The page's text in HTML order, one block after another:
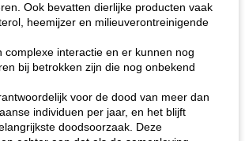
Ook bevatten dierlijke producten vaak
heemijzer en milieuverontreinigende
complexe interactie en er kunnen nog
bij betrokken zijn die nog onbekend
voor de dood van meer dan
individuen per jaar, en het blijft
doodsoorzaak. Deze